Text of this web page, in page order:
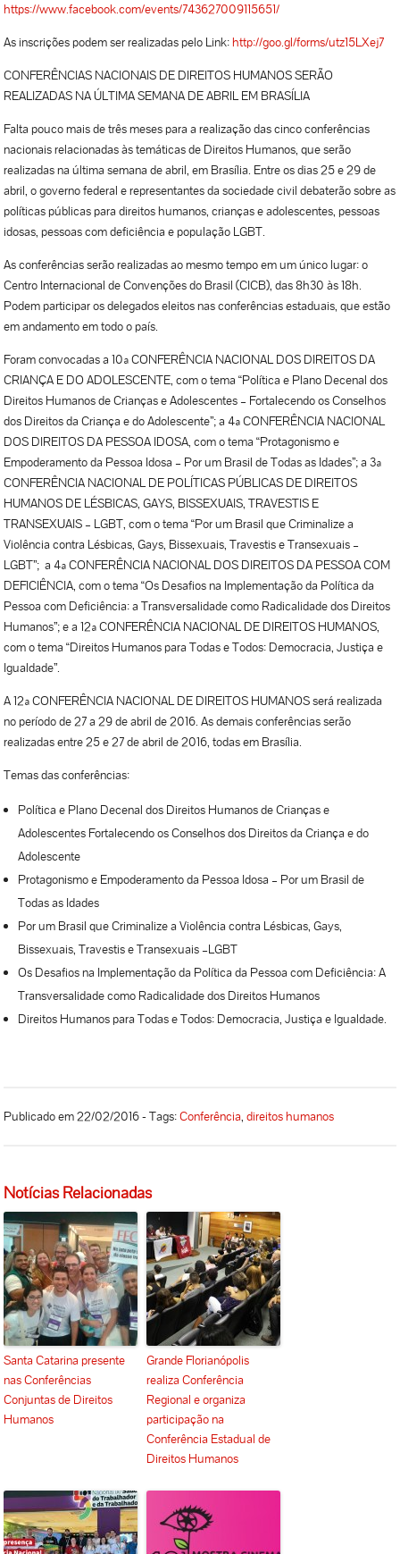
https://www.facebook.com/events/743627009115651/
As inscrições podem ser realizadas pelo Link:http://goo.gl/forms/utz15LXej7
CONFERÊNCIAS NACIONAIS DE DIREITOS HUMANOS SERÃO
REALIZADAS NA ÚLTIMA SEMANA DE ABRIL EM BRASÍLIA
Falta pouco mais de três meses para a realização das cinco conferências
nacionais relacionadas às temáticas de Direitos Humanos, que serão
realizadas na última semana de abril, em Brasília. Entre os dias 25 e 29 de
abril, o governo federal e representantes da sociedade civil debaterão sobre as
políticas públicas para direitos humanos, crianças e adolescentes, pessoas
idosas, pessoas com deficiência e população LGBT.
As conferências serão realizadas ao mesmo tempo em um único lugar: o
Centro Internacional de Convenções do Brasil (CICB), das 8h30 às 18h.
Podem participar os delegados eleitos nas conferências estaduais, que estão
em andamento em todo o país.
Foram convocadas a 10ª CONFERÊNCIA NACIONAL DOS DIREITOS DA
CRIANÇA E DO ADOLESCENTE, com o tema “Política e Plano Decenal dos
Direitos Humanos de Crianças e Adolescentes – Fortalecendo os Conselhos
dos Direitos da Criança e do Adolescente”; a 4ª CONFERÊNCIA NACIONAL
DOS DIREITOS DA PESSOA IDOSA, com o tema “Protagonismo e
Empoderamento da Pessoa Idosa – Por um Brasil de Todas as Idades”; a 3ª
CONFERÊNCIA NACIONAL DE POLÍTICAS PÚBLICAS DE DIREITOS
HUMANOS DE LÉSBICAS, GAYS, BISSEXUAIS, TRAVESTIS E
TRANSEXUAIS – LGBT, com o tema “Por um Brasil que Criminalize a
Violência contra Lésbicas, Gays, Bissexuais, Travestis e Transexuais –
LGBT”; a 4ª CONFERÊNCIA NACIONAL DOS DIREITOS DA PESSOA COM
DEFICIÊNCIA, com o tema “Os Desafios na Implementação da Política da
Pessoa com Deficiência: a Transversalidade como Radicalidade dos Direitos
Humanos”; e a 12ª CONFERÊNCIA NACIONAL DE DIREITOS HUMANOS,
com o tema “Direitos Humanos para Todas e Todos: Democracia, Justiça e
Igualdade”.
A 12ª CONFERÊNCIA NACIONAL DE DIREITOS HUMANOS será realizada
no período de 27 a 29 de abril de 2016. As demais conferências serão
realizadas entre 25 e 27 de abril de 2016, todas em Brasília.
Temas das conferências:
Política e Plano Decenal dos Direitos Humanos de Crianças e
Adolescentes Fortalecendo os Conselhos dos Direitos da Criança e do
Adolescente
Protagonismo e Empoderamento da Pessoa Idosa – Por um Brasil de
Todas as Idades
Por um Brasil que Criminalize a Violência contra Lésbicas, Gays,
Bissexuais, Travestis e Transexuais –LGBT
Os Desafios na Implementação da Política da Pessoa com Deficiência: A
Transversalidade como Radicalidade dos Direitos Humanos
Direitos Humanos para Todas e Todos: Democracia, Justiça e Igualdade.
Publicado em 22/02/2016 - Tags:Conferência,direitos humanos
Notícias Relacionadas
Santa Catarina presente
nas Conferências
Conjuntas de Direitos
Humanos
Grande Florianópolis
realiza Conferência
Regional e organiza
participação na
Conferência Estadual de
Direitos Humanos